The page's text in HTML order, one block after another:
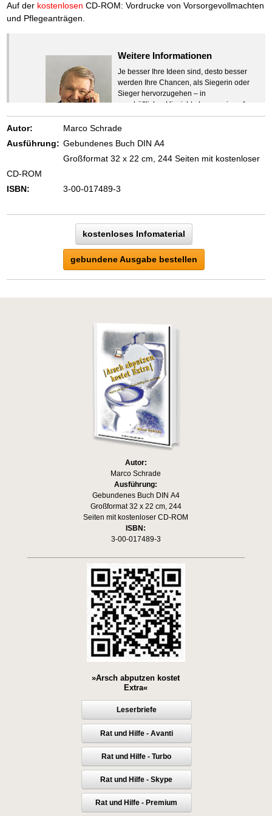
Ihren Zeitgewinn maximieren
GbR-Vertrag mit beschränkter Haftung
GbR als Einzelperson gründen
Auf der kostenlosen CD-ROM: Vordrucke von Vorsorgevollmachten
und Pflegeanträgen.
Weitere Informationen
Je besser Ihre Ideen sind, desto besser
werden Ihre Chancen, als Siegerin oder
Sieger hervorzugehen – in
geschäftlicher Hinsicht ebenso wie auf
beruflichem oder privatem Gebiet. Denn
eins ist todsicher:
Zeigen Sie mit der Maus hierhin, um
Autor:
Marco Schrade
Ausführung: Gebundenes Buch DIN A4
Großformat 32 x 22 cm, 244 Seiten mit kostenloser
CD-ROM
ISBN:
3-00-017489-3
kostenloses Infomaterial
gebundene Ausgabe bestellen
Autor:
Marco Schrade
Ausführung:
Gebundenes Buch DIN A4
Großformat 32 x 22 cm, 244
Seiten mit kostenloser CD-ROM
ISBN:
3-00-017489-3
»Arsch abputzen kostet
Extra«
Leserbriefe
Rat und Hilfe - Avanti
Rat und Hilfe - Turbo
Rat und Hilfe - Skype
Rat und Hilfe - Premium